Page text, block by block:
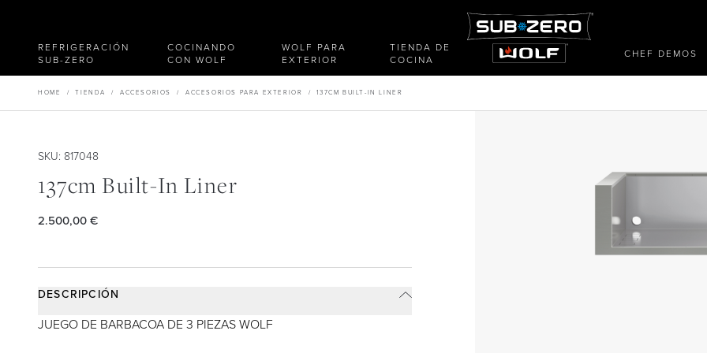
REFRIGERACIÓN
SUB-ZERO
COCINANDO
CON WOLF
WOLF PARA
EXTERIOR
TIENDA DE
COCINA
CHEF DEMOS
HOME /TIENDA /ACCESORIOS /ACCESORIOS PARA EXTERIOR /137CM BUILT-IN LINER
SKU: 817048
137cm Built-In Liner
2.500,00 €
DESCRIPCIÓN
JUEGO DE BARBACOA DE 3 PIEZAS WOLF